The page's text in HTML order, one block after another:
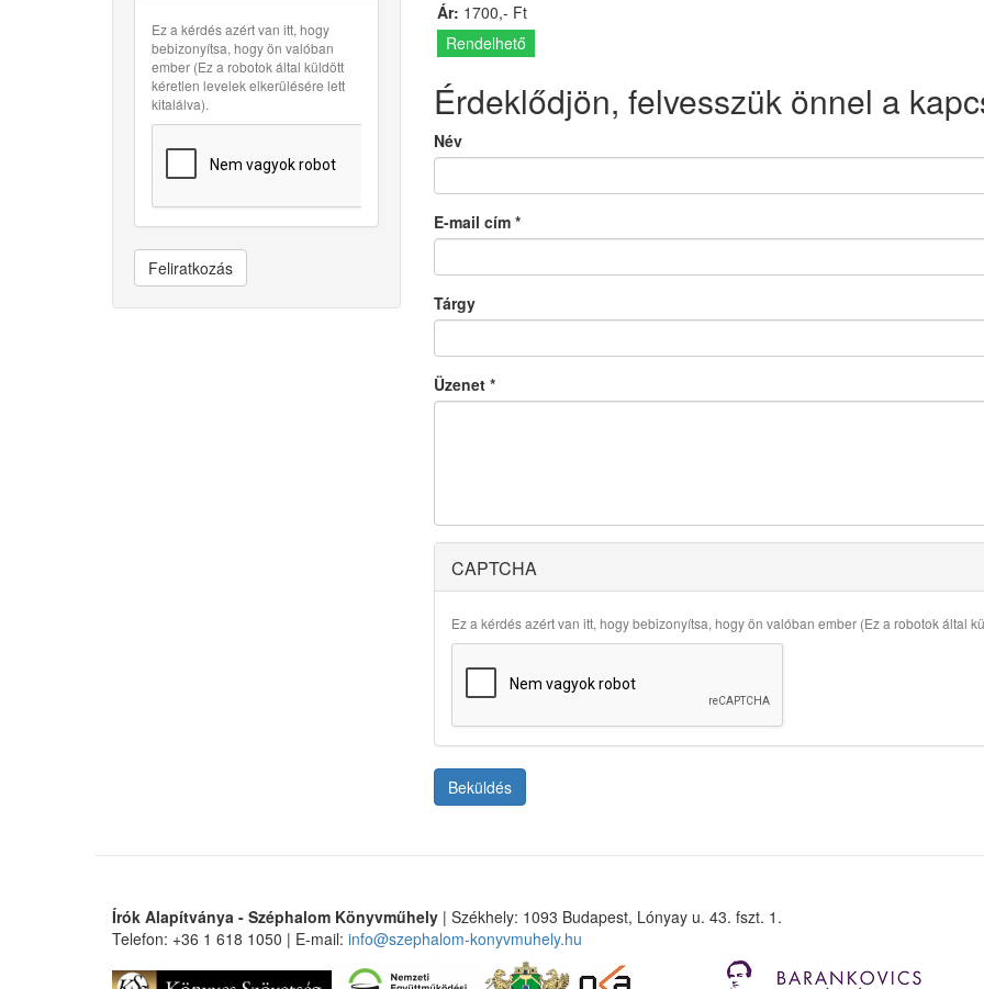
Ez a kérdés azért van itt, hogy
bebizonyítsa, hogy ön valóban
ember (Ez a robotok által küldött
kéretlen levelek elkerülésére lett
kitalálva).
Feliratkozás
Ár: 1700,- Ft
Rendelhető
Érdeklődjön, felvesszük önnel a
Név
E-mail cím *
Tárgy
Üzenet *
CAPTCHA
Ez a kérdés azért van itt, hogy bebizonyítsa, hogy ön valóban ember (Ez a robotok által
Beküldés
Írók Alapítványa - Széphalom Könyvműhely | Székhely: 1093 Budapest, Lónyay u. 43. fszt. 1.
Telefon: +36 1 618 1050 | E-mail: info@szephalom-konyvmuhely.hu